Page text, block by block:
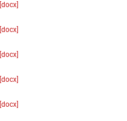
[docx]
[docx]
[docx]
[docx]
[docx]